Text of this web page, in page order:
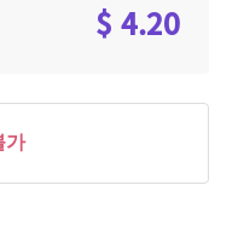
$ 4.20
가